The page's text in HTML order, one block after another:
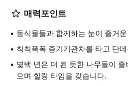
매력포인트
동식물들과 함께하는 눈이 즐거
칙칙폭폭 증기기관차를 타고 단
몇백 년은 더 된 듯한 나무들이
으며 힐링 타임을 갖습니다.